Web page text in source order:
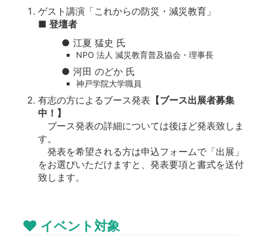
ゲスト講演「これからの防災・減災教育」
■ 登壇者
● 江夏 猛史 氏
NPO 法人 減災教育普及協会・理事長
● 河田 のどか 氏
神戸学院大学職員
有志の方によるブース発表 【ブース出展者募集
中！】
ブース発表の詳細については後ほど発表致しま
す。
発表を希望される方は申込フォームで「出展」
をお選びいただけますと、発表要項と書式を送付
致します。
イベント対象